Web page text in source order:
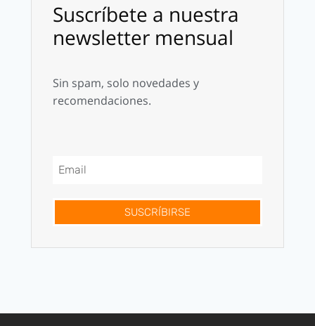
Suscríbete a nuestra
newsletter mensual
Sin spam, solo novedades y
recomendaciones.
SUSCRÍBIRSE